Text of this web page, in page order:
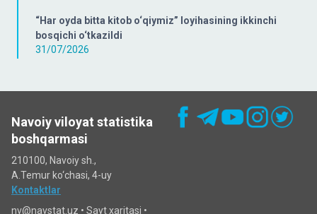
“Har oyda bitta kitob o‘qiymiz” loyihasining ikkinchi
bosqichi o‘tkazildi
31/07/2026
Navoiy viloyat statistika
boshqarmasi
210100, Navoiy sh.,
A.Temur ko‘chаsi, 4-uy
Kontaktlar
nv@navstat.uz • Sayt xaritasi •